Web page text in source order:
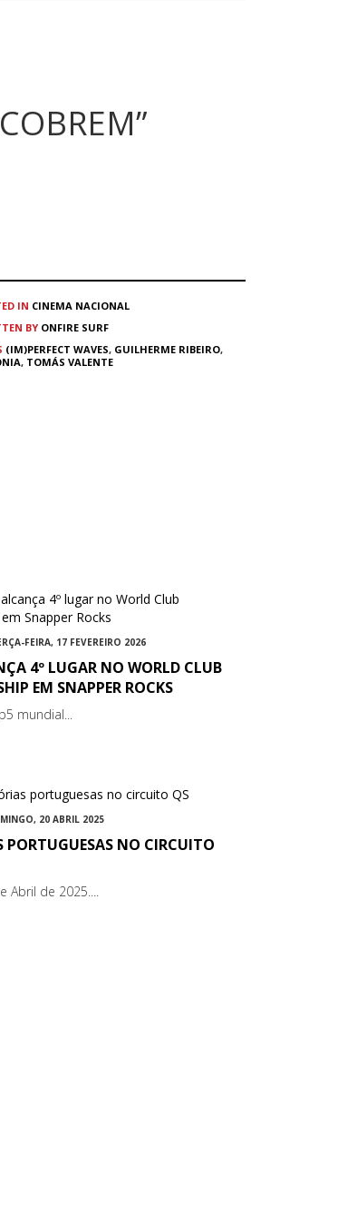
IN CINEMA NACIONAL
BY ONFIRE SURF
(IM)PERFECT WAVES, GUILHERME RIBEIRO,
, TOMÁS VALENTE
FEIRA, 17 FEVEREIRO 2026
4º LUGAR NO WORLD CLUB
EM SNAPPER ROCKS
mundial...
20 ABRIL 2025
PORTUGUESAS NO CIRCUITO
Abril de 2025....